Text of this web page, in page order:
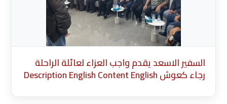
السفير الاسعد يقدم واجب العزاء لعائلة الراحلة
رجاء كعوش Description English Content English
media after this Add Media Done